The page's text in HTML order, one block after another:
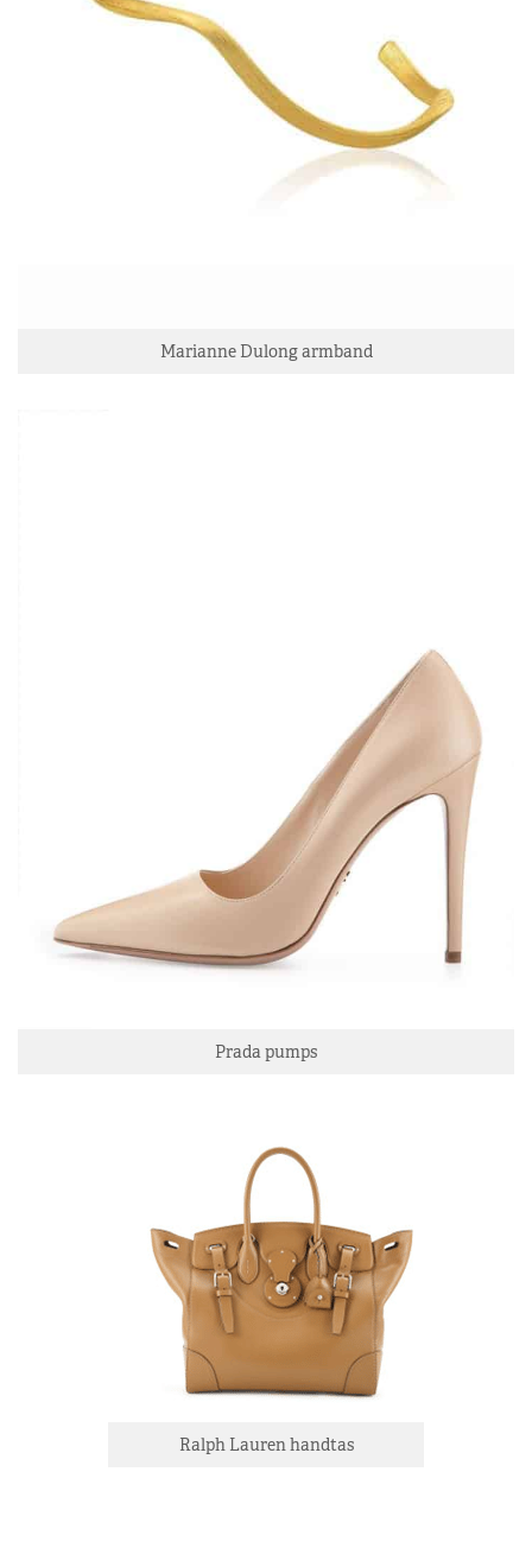
Marianne Dulong armband
Prada pumps
Ralph Lauren handtas